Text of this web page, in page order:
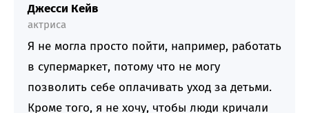
Джесси Кейв
актриса
Я не могла просто пойти, например, работать
в супермаркет, потому что не могу
позволить себе оплачивать уход за детьми.
Кроме того, я не хочу, чтобы люди кричали